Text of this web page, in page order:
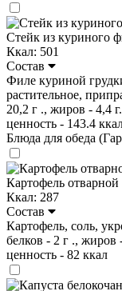
Стейк из куриного
Ккал: 501
Состав
Филе куриной
растительное,
20,2 г ., жиров - 4,4
ценность - 143.4
Блюда для обеда
Картофель
Ккал: 287
Состав
Картофель, соль,
белков - 2 г ., жиров
ценность - 82 ккал